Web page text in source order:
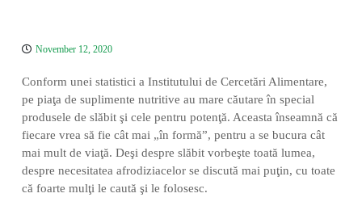
a
v
i
n
November 12, 2020
Conform unei statistici a Institutului de Cercetări Alimentare,
pe piaţa de suplimente nutritive au mare căutare în special
produsele de slăbit şi cele pentru potenţă. Aceasta înseamnă că
fiecare vrea să fie cât mai „în formă”, pentru a se bucura cât
mai mult de viaţă. Deşi despre slăbit vorbeşte toată lumea,
despre necesitatea afrodiziacelor se discută mai puţin, cu toate
că foarte mulţi le caută şi le folosesc.